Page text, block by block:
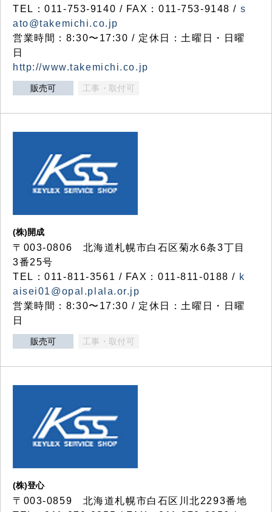
TEL：011-753-9140 / FAX：011-753-9148 / s
ato@takemichi.co.jp
営業時間：8:30〜17:30 / 定休日：土曜日・日曜
日
http://www.takemichi.co.jp
販売可 工事・取付可
(株)開成
〒003-0806 北海道札幌市白石区菊水6条3丁目
3番25号
TEL：011-811-3561 / FAX：011-811-0188 / k
aisei01@opal.plala.or.jp
営業時間：8:30〜17:30 / 定休日：土曜日・日曜
日
販売可 工事・取付可
(株)登心
〒003-0859 北海道札幌市白石区川北2293番地